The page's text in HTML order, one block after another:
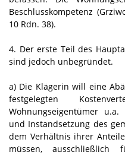
Beschlusskompetenz
10 Rdn. 38).
4. Der erste Teil des
sind jedoch unbegründet.
a) Die Klägerin will eine
festgelegten
Wohnungseigentümer
und Instandsetzung des
dem Verhältnis ihrer
müssen, ausschließlich